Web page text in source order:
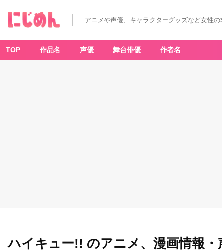
アニメや声優、キャラクターグッズなど女性
TOP 作品名 声優 舞台俳優 作者名
ハイキュー!! のアニメ、漫画情報